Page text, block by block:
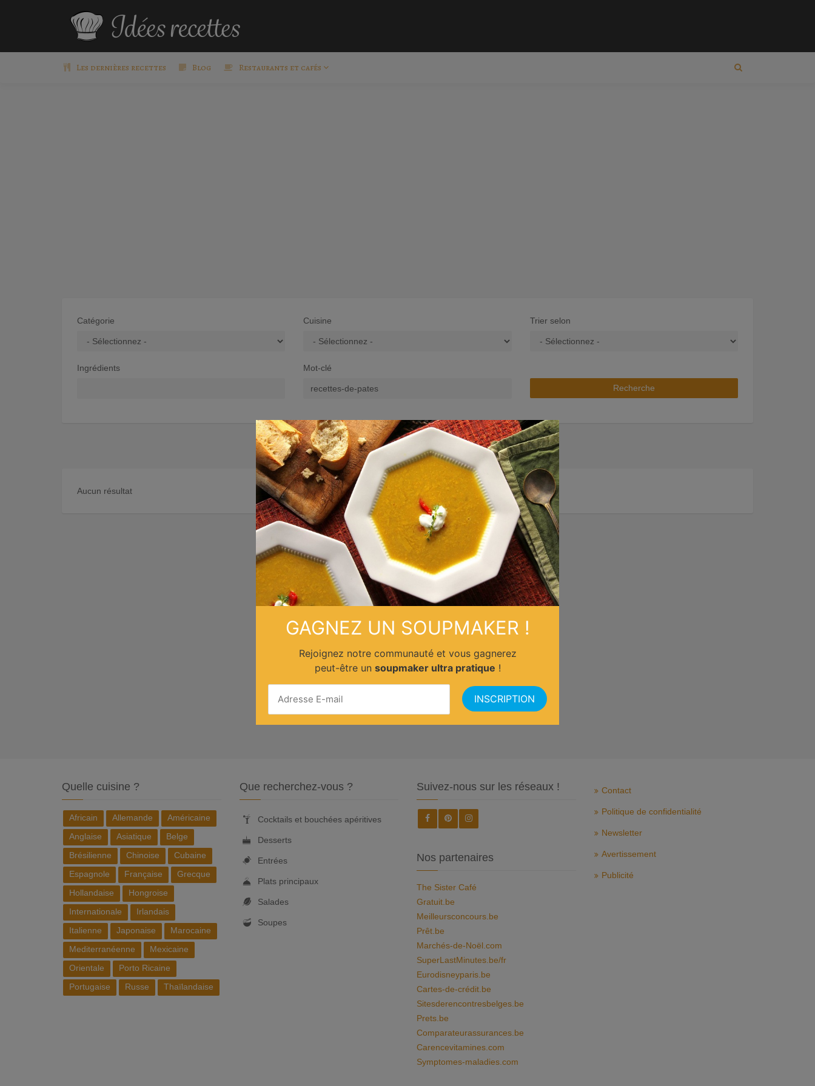
Les dernières recettes Blog Restaurants et cafés
Catégorie Cuisine Trier selon
Ingrédients Mot-clé
Recherche
Aucun résultat
Quelle cuisine ?
Africain Allemande
Américaine
Anglaise
Asiatique
Belge
Brésilienne
Chinoise
Cubaine
Espagnole
Française
Grecque
Hollandaise
Hongroise
Internationale
Irlandais
Italienne
Japonaise
Marocaine
Mediterranéenne
Mexicaine
Orientale
Porto Ricaine
Portugaise
Russe Thaïlandaise
Que recherchez-vous ?
Cocktails et bouchées apéritives
Desserts
Entrées
Plats principaux
Salades
Soupes
Suivez-nous sur les réseaux !
Nos partenaires
The Sister Café
Gratuit.be
Meilleursconcours.be
Prêt.be
Marchés-de-Noël.com
SuperLastMinutes.be/fr
Eurodisneyparis.be
Cartes-de-crédit.be
Sitesderencontresbelges.be
Prets.be
Comparateurassurances.be
Carencevitamines.com
Symptomes-maladies.com
Contact
Politique de confidentialité
Newsletter
Avertissement
Publicité
GAGNEZ UN SOUPMAKER !
Rejoignez notre communauté et vous gagnerez
peut-être un soupmaker ultra pratique !
×